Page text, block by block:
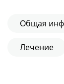
Общая
Лечение